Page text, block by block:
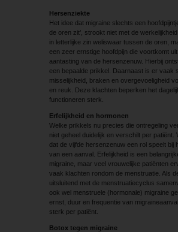
Hersenziekte
Het idee dat migraine slechts een
de oren zit’, strookt niet met de
in letterlijke zin weliswaar tussen de oren,
een zeer ernstige hoofdpijn die voortkomt uit
aantasting van de hersenzenuw. Hierbij
een bepaalde prikkel. Daarnaast is er vaak
misselijkheid, braken en overgevoeligheid
en reuk. Deze klachten beperken het
functioneren sterk.
Erfelijkheid en hormonen
Welke prikkels nu precies die ontregeling
niet geheel duidelijk en verschilt per patiënt.
dat de vijfde hersenzenuw een rol speelt bij
van een aanval. Erfelijkheid is een
migraine, maar veel vrouwelijke patiënten
vaak klachten rondom de menstruatie. Als
uitsluitend met de menstruatiecyclus
ook wel menstruele (hormonale) migraine
ernst, duur en frequentie van
sterk per patiënt.
Botox tegen migraine